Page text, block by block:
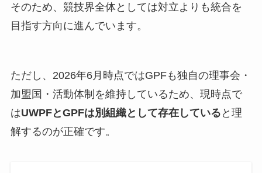
そのため、競技界全体としては対立よりも統合を
目指す方向に進んでいます。
ただし、2026年6月時点ではGPFも独自の理事会・
加盟国・活動体制を維持しているため、現時点で
はUWPFとGPFは別組織として存在している と理
解するのが正確です。